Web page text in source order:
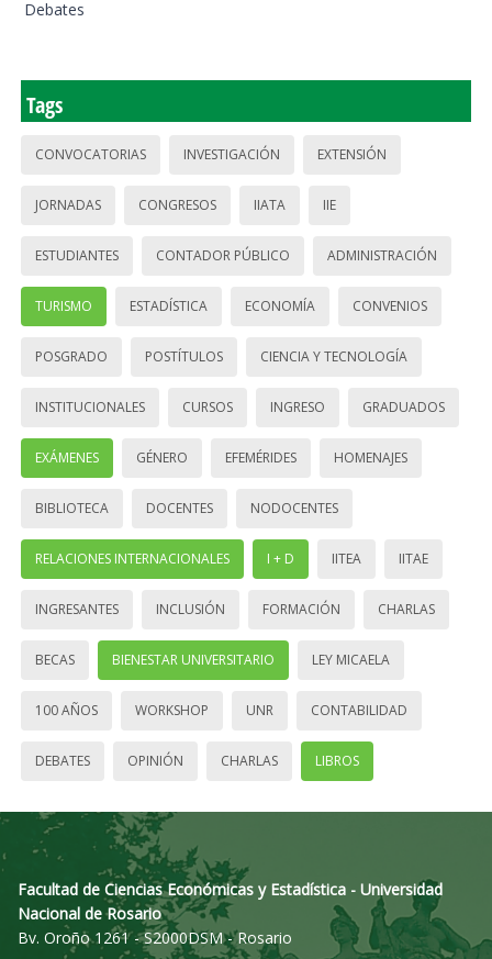
Debates
Tags
CONVOCATORIAS INVESTIGACIÓN EXTENSIÓN
JORNADAS CONGRESOS IIATA IIE
ESTUDIANTES CONTADOR PÚBLICO ADMINISTRACIÓN
TURISMO ESTADÍSTICA ECONOMÍA CONVENIOS
POSGRADO POSTÍTULOS CIENCIA Y TECNOLOGÍA
INSTITUCIONALES CURSOS INGRESO GRADUADOS
EXÁMENES GÉNERO EFEMÉRIDES HOMENAJES
BIBLIOTECA DOCENTES NODOCENTES
RELACIONES INTERNACIONALES I + D IITEA IITAE
INGRESANTES INCLUSIÓN FORMACIÓN CHARLAS
BECAS BIENESTAR UNIVERSITARIO LEY MICAELA
100 AÑOS WORKSHOP UNR CONTABILIDAD
DEBATES OPINIÓN CHARLAS LIBROS
Facultad de Ciencias Económicas y Estadística - Universidad
Nacional de Rosario
Bv. Oroño 1261 - S2000DSM - Rosario